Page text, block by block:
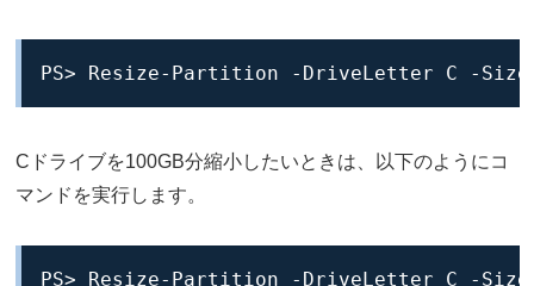
PS> Resize-Partition -DriveLetter C -Size
Cドライブを100GB分縮小したいときは、以下のようにコ
マンドを実行します。
PS> Resize-Partition -DriveLetter C -